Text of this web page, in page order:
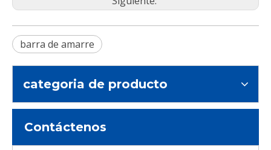
barra de amarre
categoria de producto
Contáctenos